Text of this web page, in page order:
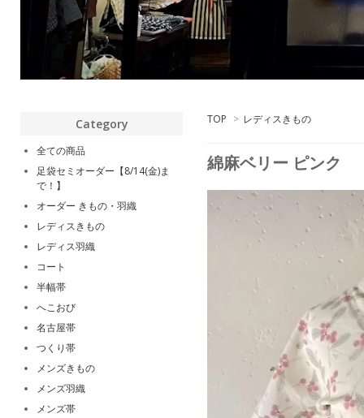
TOP > レディスきもの
綿麻ベリー ピンク
Category
全ての商品
足袋セミオーダー【8/14(金)ま
で！】
オーダー きもの・羽織
レディスきもの
レディス羽織
コート
半幅帯
へこおび
名古屋帯
つくり帯
メンズきもの
メンズ羽織
メンズ帯